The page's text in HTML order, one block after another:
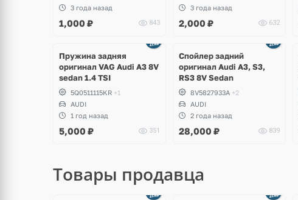
Sharan, Seat Alhambra
3 года назад
1,000 ₽ 843
3 года назад
2,000 ₽ 632
Пружина задняя
оригинал VAG Audi A3 8V
sedan 1.4 TSI
5Q0511115KR +1
AUDI
1 год назад
5,000 ₽ 351
Спойлер задний
оригинал Audi A3, S3,
RS3 8V Sedan
8V5827933A +2
AUDI
2 года назад
28,000 ₽ 839
Товары продавца